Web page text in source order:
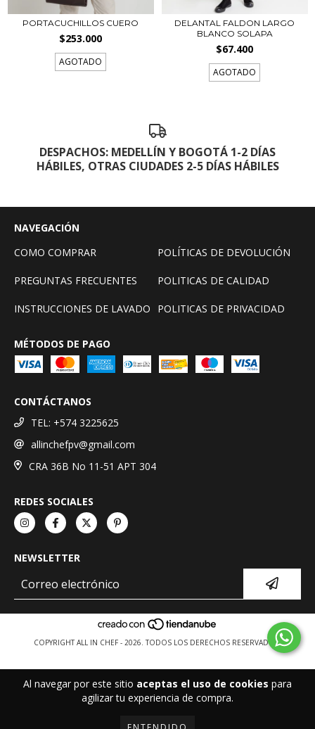
Al navegar por este sitio aceptas el uso de cookies para
agilizar tu experiencia de compra.
PORTACUCHILLOS CUERO
$253.000
AGOTADO
DELANTAL FALDON LARGO
BLANCO SOLAPA
$67.400
AGOTADO
DESPACHOS: MEDELLÍN Y BOGOTÁ 1-2 DÍAS
HÁBILES, OTRAS CIUDADES 2-5 DÍAS HÁBILES
NAVEGACIÓN
COMO COMPRAR
POLÍTICAS DE DEVOLUCIÓN
PREGUNTAS FRECUENTES POLITICAS DE CALIDAD
INSTRUCCIONES DE LAVADO POLITICAS DE PRIVACIDAD
MÉTODOS DE PAGO
CONTÁCTANOS
TEL: +574 3225625
allinchefpv@gmail.com
CRA 36B No 11-51 APT 304
REDES SOCIALES
NEWSLETTER
COPYRIGHT ALL IN CHEF - 2026. TODOS LOS DERECHOS RESERVADOS.